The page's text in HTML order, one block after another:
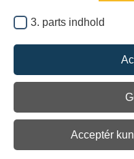
3. parts indhold
Acceptér
Åbent i dag 10.00 -